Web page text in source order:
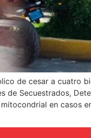
de cesar a cuatro
de Secuestrados,
en casos